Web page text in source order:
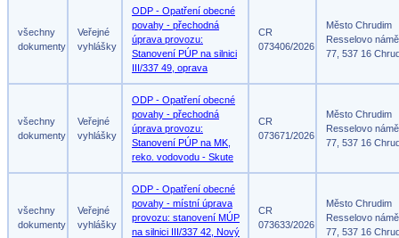
všechny
dokumenty
Veřejné
vyhlášky
ODP - Opatření obecné
povahy - přechodná
úprava provozu:
Stanovení PÚP na silnici
III/337 49, oprava
CR
073406/2026
Město Chrudim
Resselovo
77, 537 16
všechny
dokumenty
Veřejné
vyhlášky
ODP - Opatření obecné
povahy - přechodná
úprava provozu:
Stanovení PÚP na MK,
reko. vodovodu - Skute
CR
073671/2026
Město Chrudim
Resselovo
77, 537 16
všechny
dokumenty
Veřejné
vyhlášky
ODP - Opatření obecné
povahy - místní úprava
provozu: stanovení MÚP
na silnici III/337 42, Nový
CR
073633/2026
Město Chrudim
Resselovo
77, 537 16